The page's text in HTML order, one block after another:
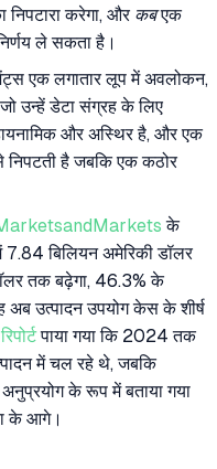
निपटारा करेगा, और कबएक
ले सकता है।
एक लगातार लूप में अवलोकन,
उन्हें डेटा संग्रह के लिए
और अस्थिर है, और एक
है जबकि एक कठोर
के
बिलियन अमेरिकी डॉलर
तक बढ़ेगा, 46.3% के
उत्पादन उपयोग केस के शीर्ष
पाया गया कि 2024 तक
में चल रहे थे, जबकि
के रूप में बताया गया
के आगे।